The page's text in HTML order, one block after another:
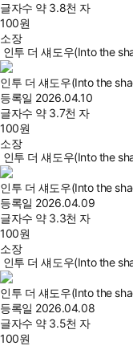
글자수 약 3.8천 자
100원
소장
인투 더 섀도우(Into the
인투 더 섀도우(Into the
등록일 2026.04.10
글자수 약 3.7천 자
100원
소장
인투 더 섀도우(Into the
인투 더 섀도우(Into the
등록일 2026.04.09
글자수 약 3.3천 자
100원
소장
인투 더 섀도우(Into the
인투 더 섀도우(Into the
등록일 2026.04.08
글자수 약 3.5천 자
100원